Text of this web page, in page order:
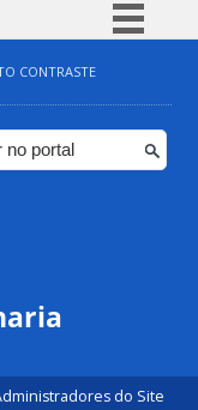
BR
Participe
CONTRASTE
do Site